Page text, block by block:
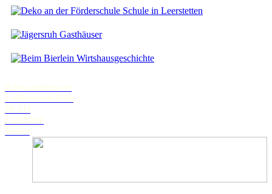
Schule in Leerstetten
Gasthäuser
Wirtshausgeschichte
Schwanstetten.de
Landratsamt Roth
BLFD
Landkarte
Wetter